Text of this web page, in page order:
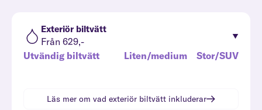
Exteriör biltvätt
Från 629,-
Utvändig biltvätt
Liten/medium Stor/SUV
Läs mer om vad exteriör biltvätt inkluderar